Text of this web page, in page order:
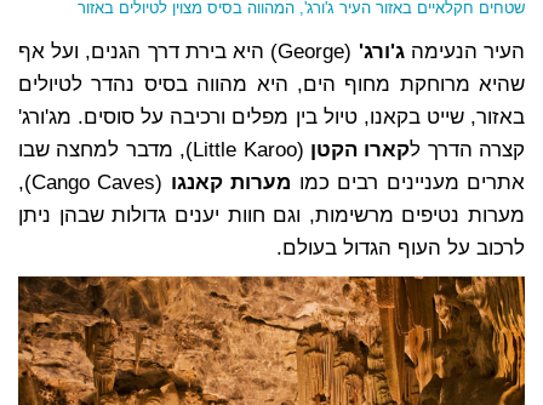
שטחים חקלאיים באזור העיר ג'ורג', המהווה בסיס מצוין לטיולים באזור
העיר הנעימהג'ורג'
(George) היא בירת דרך הגנים, ועל אף
שהיא מרוחקת מחוף הים, היא מהווה בסיס נהדר לטיולים
באזור, שייט בקאנו, טיול בין מפלים ורכיבה על סוסים. מג'ורג'
קצרה הדרך לקארו הקטן
(Little Karoo), מדבר למחצה שבו
אתרים מעניינים רבים כמו מערות קאנגו
(Cango Caves),
מערות נטיפים מרשימות, וגם חוות יענים גדולות שבהן ניתן
לרכוב על העוף הגדול בעולם.